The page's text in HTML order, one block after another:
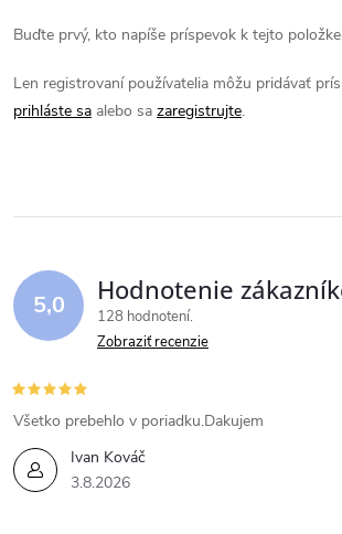
Buďte prvý, kto napíše príspevok k tejto
Len registrovaní používatelia môžu pridávať
prihláste sa alebo sa zaregistrujte.
5,0 Hodnotenie
128 hodnotení
Zobraziť recenzie
Ivan Kováč
3.8.2026
Všetko prebehlo v poriadku.Dakujem